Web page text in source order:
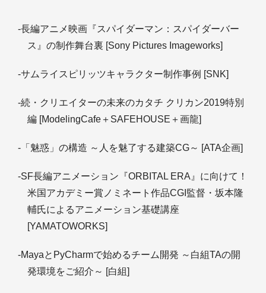
-長編アニメ映画『スパイダーマン：スパイダーバー
ス』の制作舞台裏 [Sony Pictures Imageworks]
-サムライスピリッツキャラクター制作事例 [SNK]
-続・クリエイターの未来のカタチ クリカン2019特別
編 [ModelingCafe＋SAFEHOUSE＋画龍]
-「魅惑」の構造 ～人を魅了する建築CG～ [ATA企画]
-SF長編アニメーション『ORBITAL ERA』に向けて！
米国アカデミー賞ノミネート作品CGI監督・坂本隆
輔氏によるアニメーション基礎講座
[YAMATOWORKS]
-MayaとPyCharmで始めるチーム開発 ～白組TAの開
発環境をご紹介～ [白組]